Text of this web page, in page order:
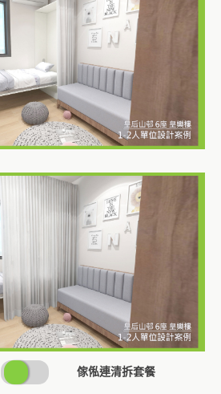
SWITCH
PRICING
傢俬連清拆套餐